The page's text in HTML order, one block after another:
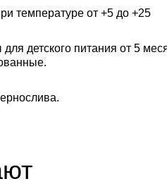
температуре от +5 до +25
для детского питания от 5